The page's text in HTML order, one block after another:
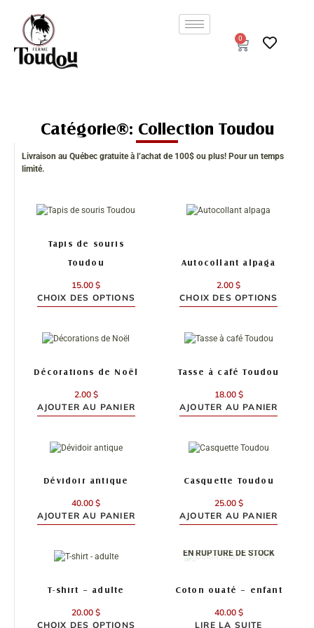
contenu
0
Panier
Catégorie : Collection Toudou
Livraison au Québec gratuite à l’achat de 100$ ou plus! Pour un temps
limité.
Tapis de souris
Toudou
15.00$
CHOIX DES OPTIONS
Ce
plusieurs
variations.
options
peuvent
sur
du
Autocollant alpaga
2.00$
CHOIX DES OPTIONS
Ce
variations.
options
peuvent
sur
du
Décorations de Noël
2.00 $
AJOUTER AU PANIER
Tasse à café Toudou
18.00 $
AJOUTER AU PANIER
Dévidoir antique
40.00$
AJOUTER AU PANIER
Casquette Toudou
25.00 $
AJOUTER AU PANIER
T-shirt – adulte
20.00$
CHOIX DES OPTIONS
Ce
plusieurs
variations.
Les
EN RUPTURE DE STOCK
Coton ouaté – enfant
40.00 $
LIRE LA SUITE